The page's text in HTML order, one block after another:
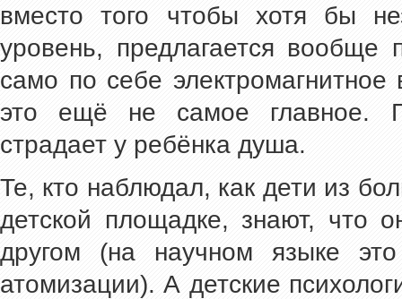
вместо того чтобы хотя бы
уровень, предлагается
само по себе
это ещё не самое главное.
страдает у ребёнка душа.
Те, кто наблюдал, как дети из
детской площадке, знают, что
другом (на научном языке
атомизации). А детские